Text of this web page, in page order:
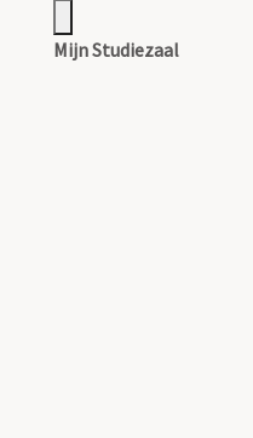
Mijn Studiezaal